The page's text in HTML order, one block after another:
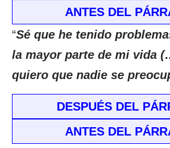
ANTES DEL
“Sé que he tenido
la mayor parte de mi vida
quiero que nadie se
DESPUÉS DEL
ANTES DEL